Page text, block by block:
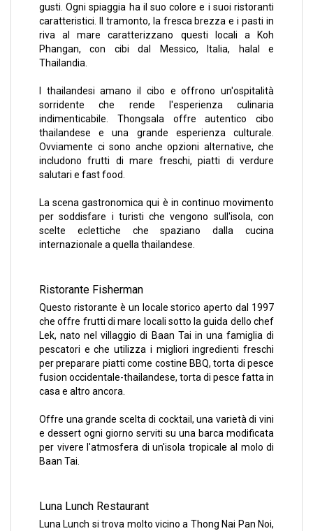
gusti. Ogni spiaggia ha il suo colore e i suoi ristoranti
caratteristici. Il tramonto, la fresca brezza e i pasti in
riva al mare caratterizzano questi locali a Koh
Phangan, con cibi dal Messico, Italia, halal e
Thailandia.
I thailandesi amano il cibo e offrono un'ospitalità
sorridente che rende l'esperienza culinaria
indimenticabile. Thongsala offre autentico cibo
thailandese e una grande esperienza culturale.
Ovviamente ci sono anche opzioni alternative, che
includono frutti di mare freschi, piatti di verdure
salutari e fast food.
La scena gastronomica qui è in continuo movimento
per soddisfare i turisti che vengono sull'isola, con
scelte eclettiche che spaziano dalla cucina
internazionale a quella thailandese.
Ristorante Fisherman
Questo ristorante è un locale storico aperto dal 1997
che offre frutti di mare locali sotto la guida dello chef
Lek, nato nel villaggio di Baan Tai in una famiglia di
pescatori e che utilizza i migliori ingredienti freschi
per preparare piatti come costine BBQ, torta di pesce
fusion occidentale-thailandese, torta di pesce fatta in
casa e altro ancora.
Offre una grande scelta di cocktail, una varietà di vini
e dessert ogni giorno serviti su una barca modificata
per vivere l'atmosfera di un'isola tropicale al molo di
Baan Tai.
Luna Lunch Restaurant
Luna Lunch si trova molto vicino a Thong Nai Pan Noi,